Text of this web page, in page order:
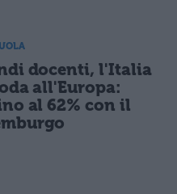
docenti, l'Italia
all'Europa:
al 62% con il